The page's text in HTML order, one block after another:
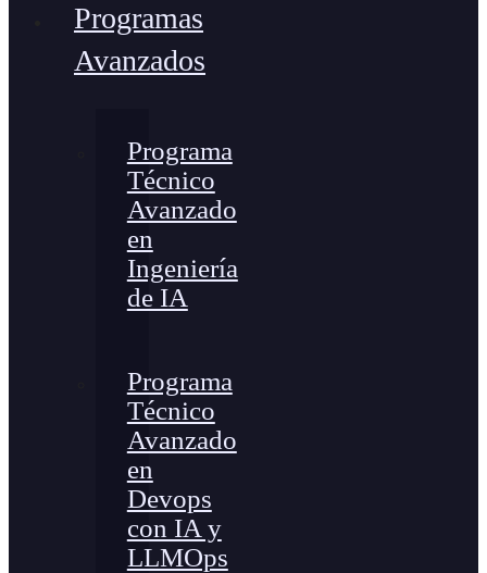
Programas
Avanzados
Programa
Técnico
Avanzado
en
Ingeniería
de IA
Programa
Técnico
Avanzado
en
Devops
con IA y
LLMOps